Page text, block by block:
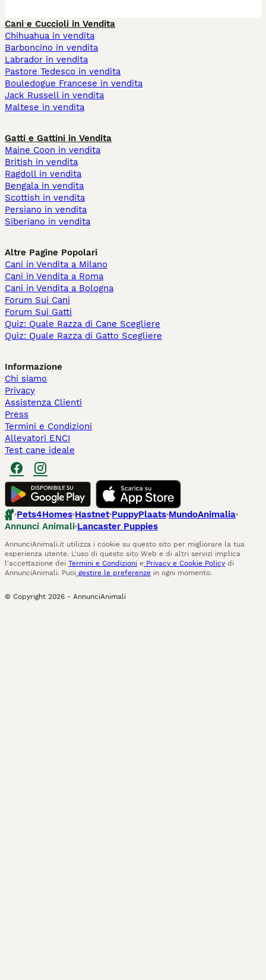
Cani e Cuccioli in Vendita
Chihuahua in vendita
Barboncino in vendita
Labrador in vendita
Pastore Tedesco in vendita
Bouledogue Francese in vendita
Jack Russell in vendita
Maltese in vendita
Gatti e Gattini in Vendita
Maine Coon in vendita
British in vendita
Ragdoll in vendita
Bengala in vendita
Scottish in vendita
Persiano in vendita
Siberiano in vendita
Altre Pagine Popolari
Cani in Vendita a Milano
Cani in Vendita a Roma
Cani in Vendita a Bologna
Forum Sui Cani
Forum Sui Gatti
Quiz: Quale Razza di Cane Scegliere
Quiz: Quale Razza di Gatto Scegliere
Informazione
Chi siamo
Privacy
Assistenza Clienti
Press
Termini e Condizioni
Allevatori ENCI
Test cane ideale
Pets4Homes Hastnet PuppyPlaats MundoAnimalia
Annunci Animali Lancaster Puppies
AnnunciAnimali.it utilizza i cookie su questo sito per migliorare la tua
esperienza utente. L'uso di questo sito Web e di altri servizi implica
l'accettazione dei Termini e Condizioni e Privacy e Cookie Policy di
AnnunciAnimali. Puoi gestire le preferenze in ogni momento.
© Copyright 2026 - AnnunciAnimali